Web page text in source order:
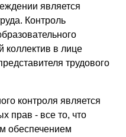
является
Контроль
коллектив в лице
трудового
контроля является
прав - все то, что
обеспечением